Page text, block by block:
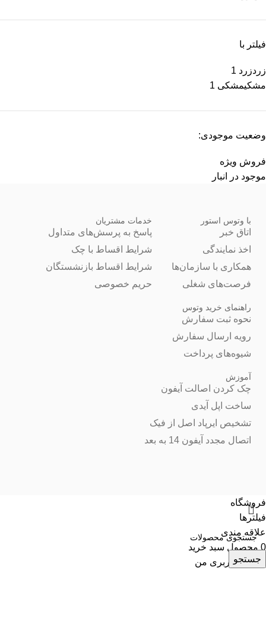
فیلتر با
زردزرد 1
مشکیمشکی 1
وضعیت موجودی:
فروش ویژه
موجود در انبار
با وتوس استور
اتاق خبر
اخذ نمایندگی
همکاری با سازمان‌ها
فرصت‌های شغلی
خدمات مشتریان
پاسخ به پرسش‌های متداول
شرایط اقساط با چک
شرایط اقساط بازنشستگان
حریم خصوصی
راهنمای خرید وتوس
نحوه ثبت سفارش
رویه ارسال سفارش
شیوه‌های پرداخت
آموزش
چک کردن اصالت آیفون
ساخت اپل آیدی
تشخیص ایرپاد اصل از فیک
اتصال مجدد آیفون 14 به بعد
جستجو
فروشگاه
فیلترها
علاقه مندی
0 محصول سبد خرید
حساب کاربری من